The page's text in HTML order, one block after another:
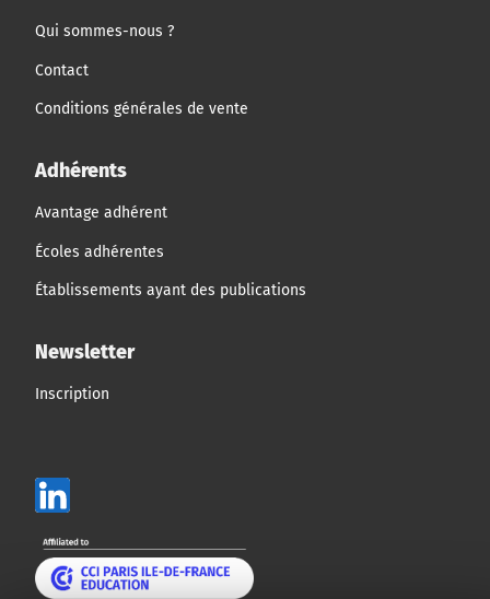
Qui sommes-nous ?
Contact
Conditions générales de vente
Adhérents
Avantage adhérent
Écoles adhérentes
Établissements ayant des publications
Newsletter
Inscription